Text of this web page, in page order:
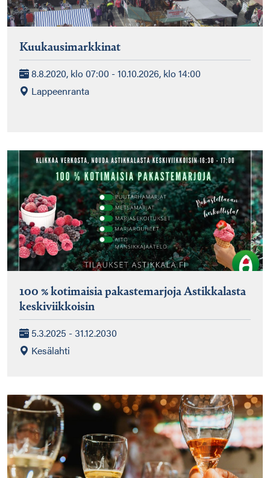
Kuukausimarkkinat
8.8.2020, klo 07:00 - 10.10.2026, klo 14:00
Lappeenranta
100 % kotimaisia pakastemarjoja Astikkalasta
keskiviikkoisin
5.3.2025 - 31.12.2030
Kesälahti